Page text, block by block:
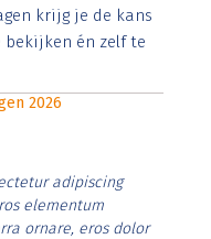
id rutrum lorem
tristique posuere.
krijg je de kans
én zelf te
2026
adipiscing
elementum
ornare, eros dolor